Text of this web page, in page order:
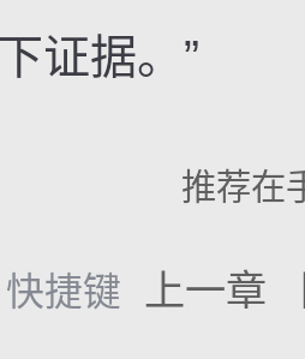
证据。”
推荐在
捷键 上一章